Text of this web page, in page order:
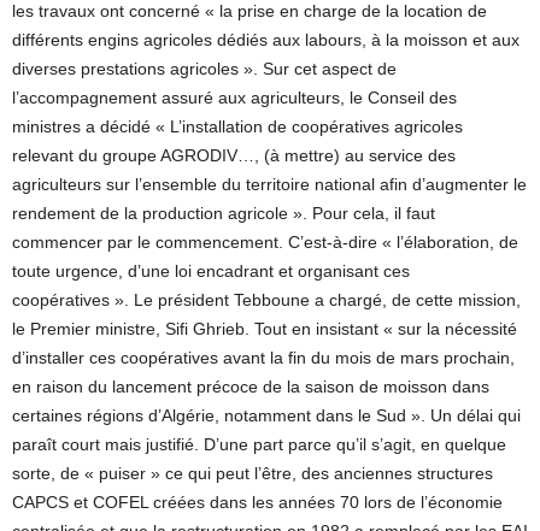
les travaux ont concerné « la prise en charge de la location de
différents engins agricoles dédiés aux labours, à la moisson et aux
diverses prestations agricoles ». Sur cet aspect de
l’accompagnement assuré aux agriculteurs, le Conseil des
ministres a décidé « L’installation de coopératives agricoles
relevant du groupe AGRODIV…, (à mettre) au service des
agriculteurs sur l’ensemble du territoire national afin d’augmenter le
rendement de la production agricole ». Pour cela, il faut
commencer par le commencement. C’est-à-dire « l’élaboration, de
toute urgence, d’une loi encadrant et organisant ces
coopératives ». Le président Tebboune a chargé, de cette mission,
le Premier ministre, Sifi Ghrieb. Tout en insistant « sur la nécessité
d’installer ces coopératives avant la fin du mois de mars prochain,
en raison du lancement précoce de la saison de moisson dans
certaines régions d’Algérie, notamment dans le Sud ». Un délai qui
paraît court mais justifié. D’une part parce qu’il s’agit, en quelque
sorte, de « puiser » ce qui peut l’être, des anciennes structures
CAPCS et COFEL créées dans les années 70 lors de l’économie